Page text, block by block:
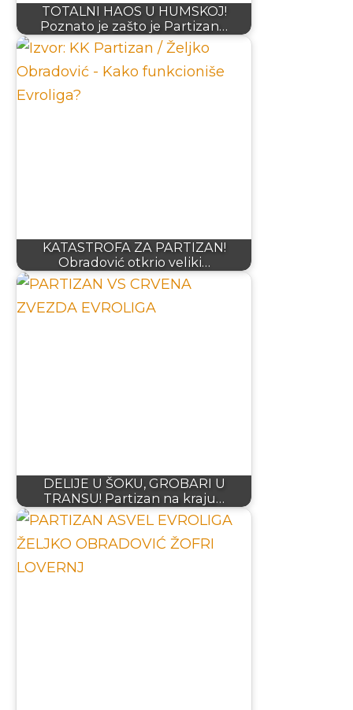
TOTALNI HAOS U HUMSKOJ!
Poznato je zašto je Partizan…
KATASTROFA ZA PARTIZAN!
Obradović otkrio veliki…
DELIJE U ŠOKU, GROBARI U
TRANSU! Partizan na kraju…